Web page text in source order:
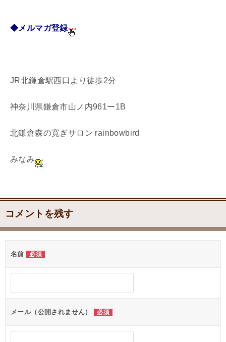
◆メルマガ登録
JR北鎌倉駅西口より徒歩2分
神奈川県鎌倉市山ノ内961ー1B
北鎌倉森の寛ぎサロン rainbowbird
みなみ
コメントを残す
名前 必須
メール（公開されません） 必須